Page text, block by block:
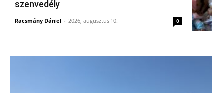
szenvedély
Racsmány Dániel - 2026, augusztus 10. 0